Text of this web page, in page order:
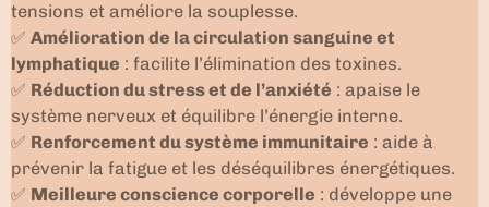
tensions et améliore la souplesse.
✅ Amélioration de la circulation sanguine et
lymphatique : facilite l’élimination des toxines.
✅ Réduction du stress et de l’anxiété : apaise le
système nerveux et équilibre l’énergie interne.
✅ Renforcement du système immunitaire : aide à
prévenir la fatigue et les déséquilibres énergétiques.
✅ Meilleure conscience corporelle : développe une